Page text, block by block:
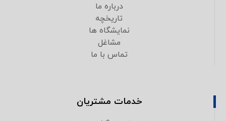
درباره ما
تاریخچه
نمایشگاه ها
مشاغل
تماس با ما
خدمات مشتریان